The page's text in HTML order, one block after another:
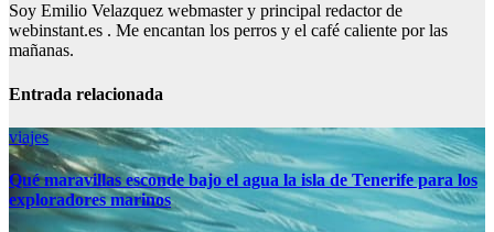
Soy Emilio Velazquez webmaster y principal redactor de
webinstant.es . Me encantan los perros y el café caliente por las
mañanas.
Entrada relacionada
viajes
Qué maravillas esconde bajo el agua la isla de Tenerife para los
exploradores marinos